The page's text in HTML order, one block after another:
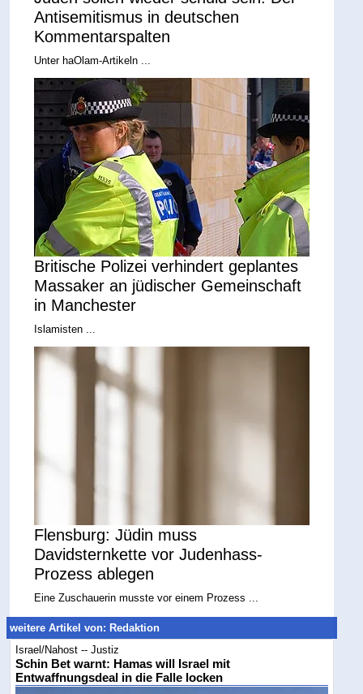
Antisemitismus in deutschen
Kommentarspalten
Unter haOlam-Artikeln ...
Britische Polizei verhindert geplantes
Massaker an jüdischer Gemeinschaft
in Manchester
Islamisten ...
Flensburg: Jüdin muss
Davidsternkette vor Judenhass-
Prozess ablegen
Eine Zuschauerin musste vor einem Prozess ...
weitere Artikel von: Redaktion
Israel/Nahost -- Justiz
Schin Bet warnt: Hamas will Israel mit
Entwaffnungsdeal in die Falle locken